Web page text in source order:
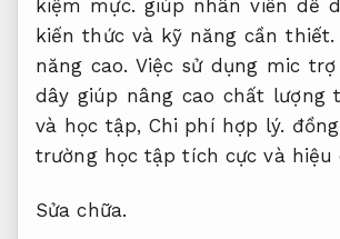
kiệm mực. giúp nhân viên dễ
kiến thức và kỹ năng cần thiết.
năng cao. Việc sử dụng mic
dây giúp nâng cao chất lượng
và học tập, Chi phí hợp lý.
trường học tập tích cực và hiệu
Sửa chữa.